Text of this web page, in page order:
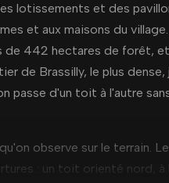
lotissements et des
et aux maisons du
de 442 hectares de forêt,
de Brassilly, le plus
passe d'un toit à l'autre
observe sur le terrain.
: un toit orienté nord, à